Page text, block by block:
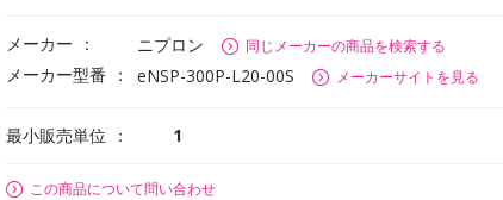
メーカー ニプロン 同じメーカーの商品を検索する
メーカー型番 eNSP-300P-L20-00S メーカーサイトを見る
最小販売単位 1
この商品について問い合わせ